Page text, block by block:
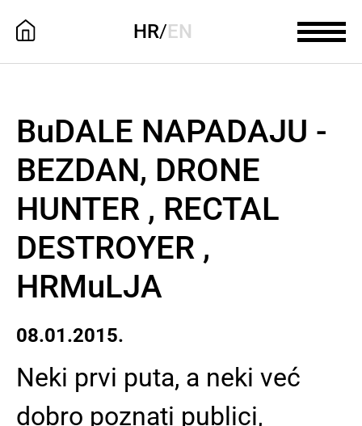
HR/EN
BuDALE NAPADAJU -
BEZDAN, DRONE
HUNTER , RECTAL
DESTROYER ,
HRMuLJA
08.01.2015.
Neki prvi puta, a neki već
dobro poznati publici,